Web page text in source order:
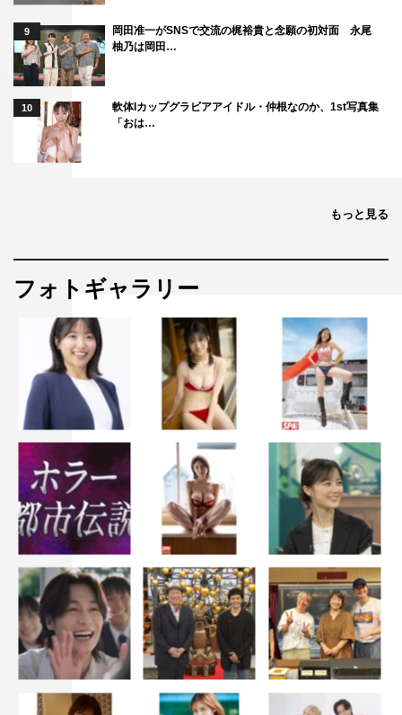
9
岡田准一がSNSで交流の梶裕貴と念願の初対面 永尾
柚乃は岡田…
10
軟体Iカップグラビアアイドル・仲根なのか、1st写真集
「おは…
もっと見る
フォトギャラリー